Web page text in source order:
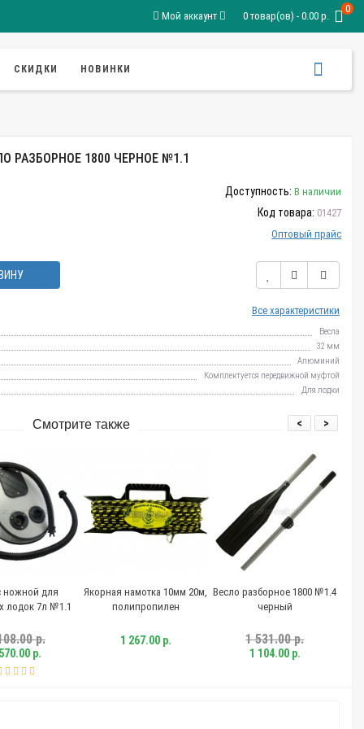
Мой аккаунт 0 товар(ов) - 0.00 р.
0
СКИДКИ НОВИНКИ
РАЗБОРНОЕ 1800 ЧЕРНОЕ №1.1
Доступность: В наличии
Код товара: 01427
Оптовый прайс
Все характеристики
Весла
32 мм
Алюминий
Комплектуется передвижной муфтой
Для лодки
Смотрите также
для
7л №1.1
р.
р.
Якорная намотка 10мм 20м,
полипропилен
1 267.00 р.
Весло разборное 1800 №1.4
черный
1 531.00 р.
1 104.00 р.
< >